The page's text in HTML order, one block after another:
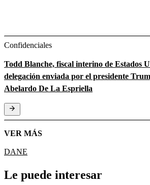
Confidenciales
Todd Blanche, fiscal interino de Estados
delegación enviada por el presidente
Abelardo De La Espriella
VER MÁS
DANE
Le puede interesar